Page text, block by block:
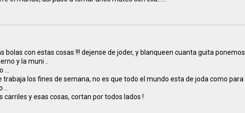
bolas con estas cosas !!! dejense de joder, y blanqueen cuanta guita ponemos
y la muni ..
trabaja los fines de semana, no es que todo el mundo esta de joda como para
carriles y esas cosas, cortan por todos lados !